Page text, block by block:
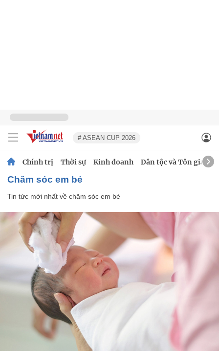
# ASEAN CUP 2026
Chính trị Thời sự Kinh doanh Dân tộc và Tôn giáo
chăm sóc em bé
Tin tức mới nhất về chăm sóc em bé